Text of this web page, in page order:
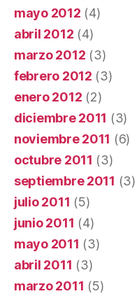
mayo 2012 (4)
abril 2012 (4)
marzo 2012 (3)
febrero 2012 (3)
enero 2012 (2)
diciembre 2011 (3)
noviembre 2011 (6)
octubre 2011 (3)
septiembre 2011 (3)
julio 2011 (5)
junio 2011 (4)
mayo 2011 (3)
abril 2011 (3)
marzo 2011 (5)